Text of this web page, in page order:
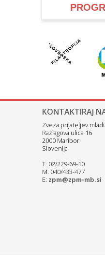
KONTAKTIRAJ
Zveza prijateljev
Razlagova ulica 16
2000 Maribor
Slovenija
T: 02/229-69-10
M: 040/433-477
E: zpm@zpm-mb.si